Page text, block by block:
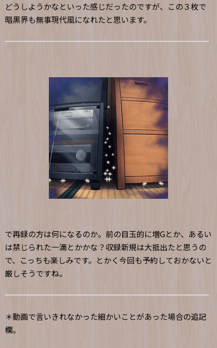
どうしようかなといった感じだったのですが、この３枚で
暗黒界も無事現代風になれたと思います。
で再録の方は何になるのか。前の目玉的に増Gとか、あるい
は禁じられた一滴とかかな？収録新規は大抵出たと思うの
で、こっちも楽しみです。とかく今回も予約しておかないと
厳しそうですね。
＊動画で言いきれなかった細かいことがあった場合の追記
欄。